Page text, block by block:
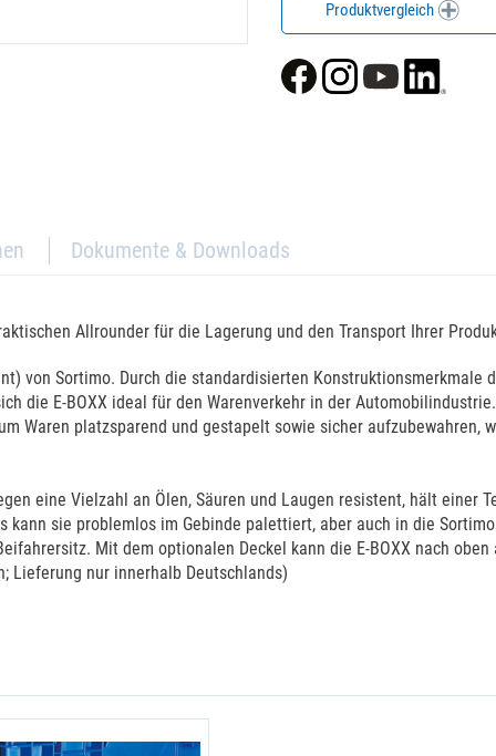
Produktvergleich
Dokumente & Downloads
Allrounder für die Lagerung und den Transport Ihrer
von Sortimo. Durch die standardisierten Konstruktionsmerkmale
die E-BOXX ideal für den Warenverkehr in der
Waren platzsparend und gestapelt sowie sicher aufzubewahren,
eine Vielzahl an Ölen, Säuren und Laugen resistent, hält einer
sie problemlos im Gebinde palettiert, aber auch in die
Mit dem optionalen Deckel kann die E-BOXX nach
Lieferung nur innerhalb Deutschlands)